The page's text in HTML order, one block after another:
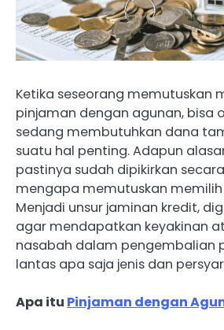
Ketika seseorang memutuskan
pinjaman dengan agunan, bisa
sedang membutuhkan dana
suatu hal penting. Adapun
pastinya sudah dipikirkan
mengapa memutuskan memilih
Menjadi unsur jaminan kredit,
agar mendapatkan keyakinan
nasabah dalam pengembalian
lantas apa saja jenis dan
Apa itu Pinjaman dengan